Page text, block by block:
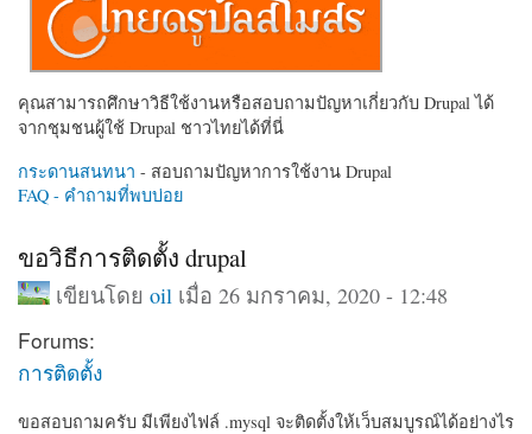
คุณสามารถศึกษาวิธีใช้งานหรือสอบถามปัญหาเกี่ยวกับ Drupal ได้
จากชุมชนผู้ใช้ Drupal ชาวไทยได้ที่นี่
กระดานสนทนา - สอบถามปัญหาการใช้งาน Drupal
FAQ - คำถามที่พบบ่อย
ขอวิธีการติดตั้ง drupal
เขียนโดย oil เมื่อ 26 มกราคม, 2020 - 12:48
Forums:
การติดตั้ง
ขอสอบถามครับ มีเพียงไฟล์ .mysql จะติดตั้งให้เว็บสมบูรณ์ได้อย่างไร